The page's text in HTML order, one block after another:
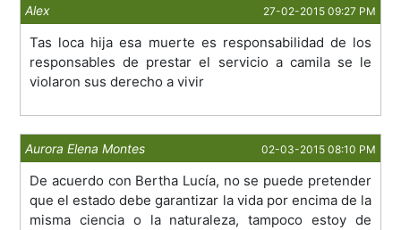
Alex 27-02-2015 09:27 PM
Tas loca hija esa muerte es responsabilidad de los
responsables de prestar el servicio a camila se le
violaron sus derecho a vivir
Aurora Elena Montes 02-03-2015 08:10 PM
De acuerdo con Bertha Lucía, no se puede pretender
que el estado debe garantizar la vida por encima de la
misma ciencia o la naturaleza, tampoco estoy de